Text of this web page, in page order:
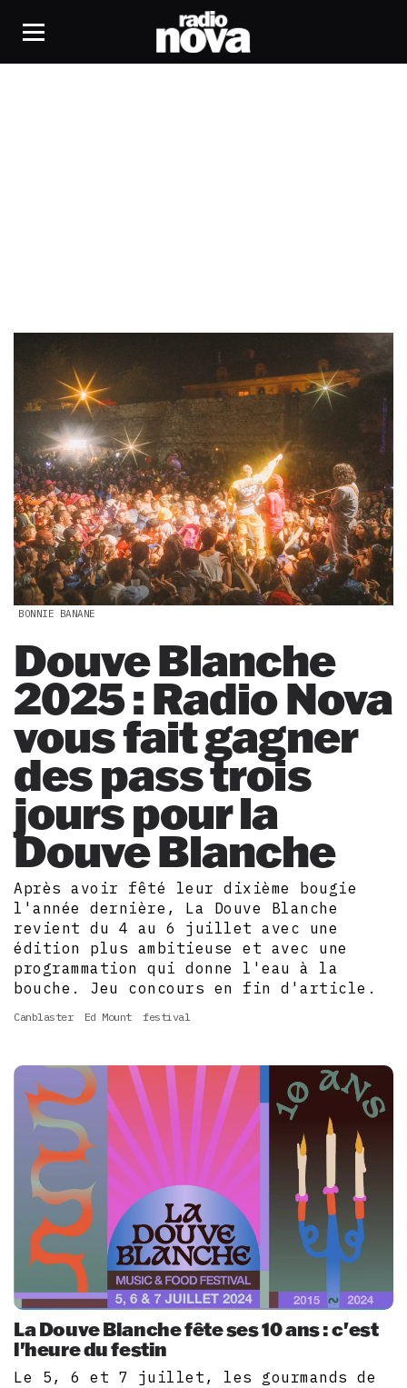
BONNIE BANANE
Douve Blanche
2025 : Radio Nova
vous fait gagner
des pass trois
jours pour la
Douve Blanche
Après avoir fêté leur dixième bougie
l'année dernière, La Douve Blanche
revient du 4 au 6 juillet avec une
édition plus ambitieuse et avec une
programmation qui donne l'eau à la
bouche. Jeu concours en fin d'article.
Canblaster Ed Mount festival
La Douve Blanche fête ses 10 ans : c'est
l'heure du festin
Le 5, 6 et 7 juillet, les gourmands de